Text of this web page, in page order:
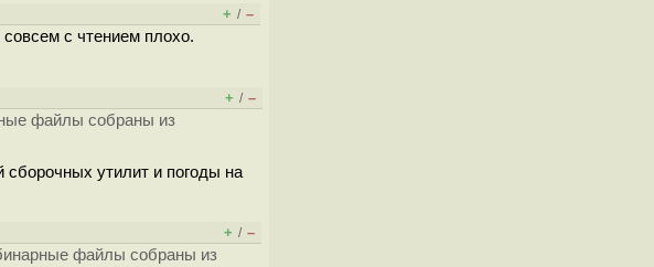
+ / –
с чтением плохо.
+ / –
файлы собраны из
сборочных утилит и погоды на
+ / –
файлы собраны из